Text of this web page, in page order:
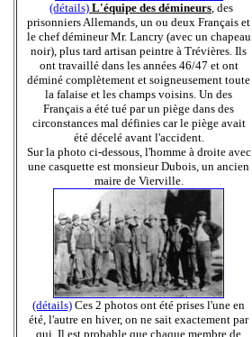
(détails) L'équipe des démineurs, des
prisonniers Allemands, un ou deux Français et
le chef démineur Mr. Lancry (avec un chapeau
noir), plus tard artisan peintre à Trévières. Ils
ont travaillé dans les années 46/47 et ont
déminé complètement et soigneusement toute
la falaise et les champs voisins. Un des
Français a été tué par un piège dans des
circonstances mal définies car le piège avait
été décelé avant l'accident.
Sur la photo ci-dessous, l'homme à droite avec
une casquette est monsieur Dubois, un ancien
maire de Vierville.
(détails) Ces 2 photos ont été prises l'une en
été, l'autre en hiver, on ne sait exactement par
qui. Il est probable que chaque membre de